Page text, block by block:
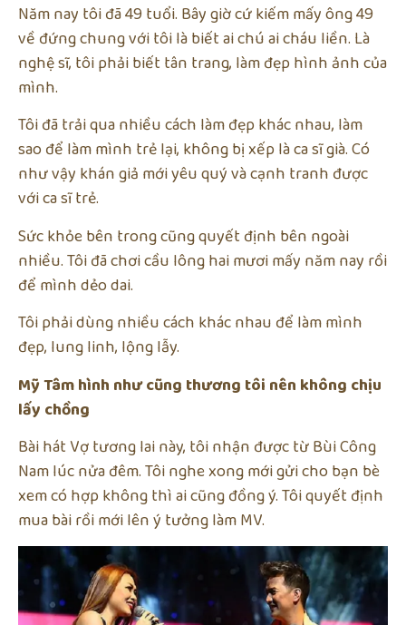
Năm nay tôi đã 49 tuổi. Bây giờ cứ kiếm mấy ông 49
về đứng chung với tôi là biết ai chú ai cháu liền. Là
nghệ sĩ, tôi phải biết tân trang, làm đẹp hình ảnh của
mình.
Tôi đã trải qua nhiều cách làm đẹp khác nhau, làm
sao để làm mình trẻ lại, không bị xếp là ca sĩ già. Có
như vậy khán giả mới yêu quý và cạnh tranh được
với ca sĩ trẻ.
Sức khỏe bên trong cũng quyết định bên ngoài
nhiều. Tôi đã chơi cầu lông hai mươi mấy năm nay rồi
để mình dẻo dai.
Tôi phải dùng nhiều cách khác nhau để làm mình
đẹp, lung linh, lộng lẫy.
Mỹ Tâm hình như cũng thương tôi nên không chịu
lấy chồng
Bài hát Vợ tương lai này, tôi nhận được từ Bùi Công
Nam lúc nửa đêm. Tôi nghe xong mới gửi cho bạn bè
xem có hợp không thì ai cũng đồng ý. Tôi quyết định
mua bài rồi mới lên ý tưởng làm MV.